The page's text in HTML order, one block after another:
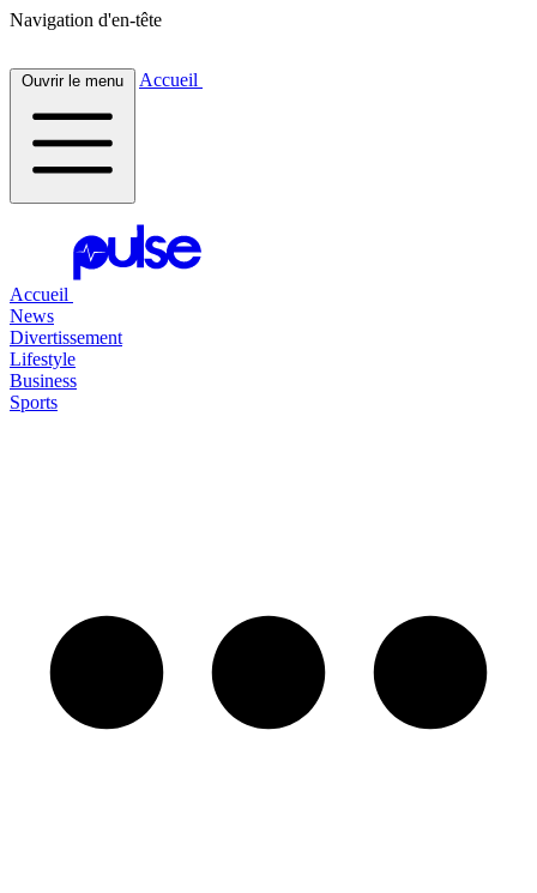
Navigation d'en-tête
Ouvrir le menu Accueil
Accueil
News
Divertissement
Lifestyle
Business
Sports